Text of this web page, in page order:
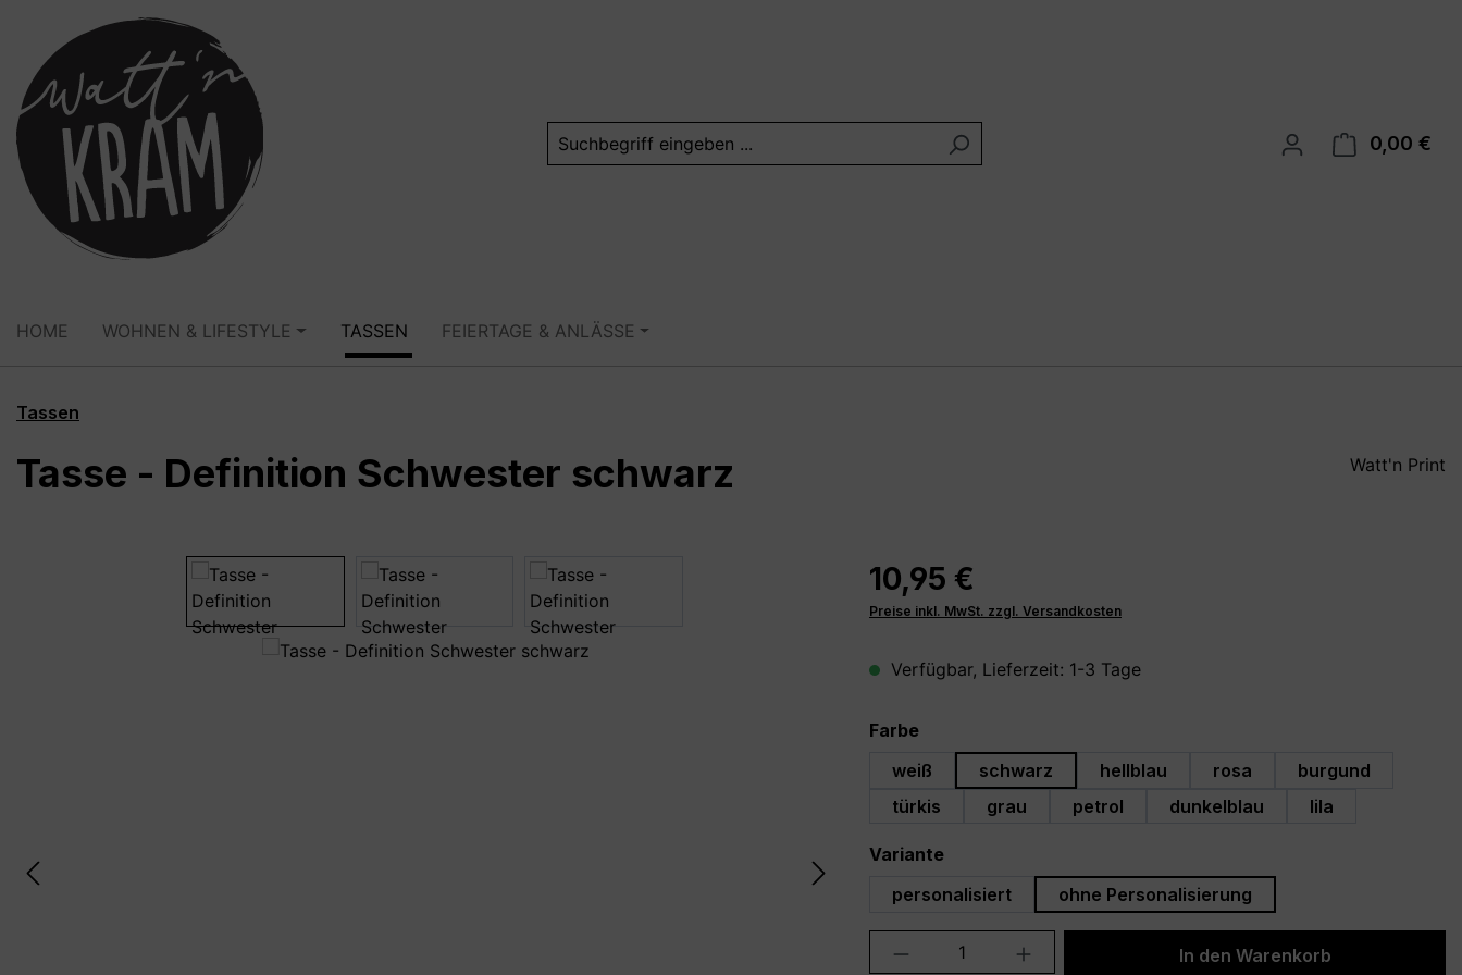
Zur Hauptnavigation springen
0,00 €
HOME WOHNEN & LIFESTYLE TASSEN FEIERTAGE & ANLÄSSE
Tassen
Tasse - Definition Schwester schwarz Watt'n Print
Bildergalerie überspringen 10,95 €
Preise inkl. MwSt. zzgl. Versandkosten
Verfügbar, Lieferzeit: 1-3 Tage
Farbeauswählen
weiß
schwarz hellblau rosa
burgund
türkis
grau petrol dunkelblau lila
Varianteauswählen
personalisiert
ohne Personalisierung
Produkt Anzahl: Gib den gewünschten Wert
In den Warenkorb